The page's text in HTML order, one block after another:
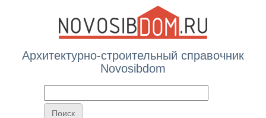
Архитектурно-строительный справочник
Novosibdom